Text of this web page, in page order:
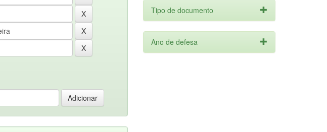
Tipo de documento
Ano de defesa